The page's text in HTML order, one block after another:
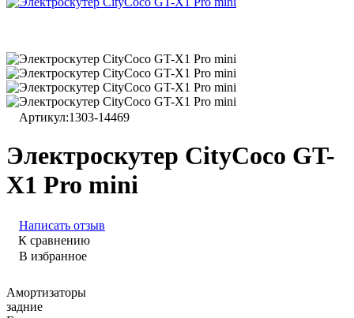
Артикул:1303-14469
Электроскутер CityCoco GT-
X1 Pro mini
Написать отзыв
К сравнению
В избранное
Амортизаторы
задние